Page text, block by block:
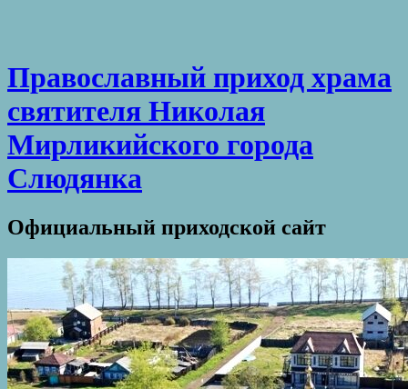
Православный приход храма
святителя Николая
Мирликийского города
Слюдянка
Официальный приходской сайт